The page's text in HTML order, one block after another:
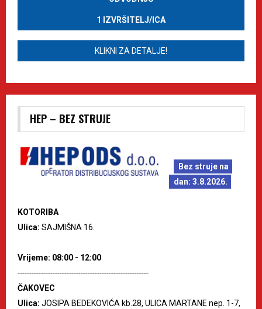
1 IZVRŠITELJ/ICA
KLIKNI ZA DETALJE!
HEP – BEZ STRUJE
Bez struje na
dan: 3.8.2026.
KOTORIBA
Ulica: SAJMIŠNA 16.
Vrijeme: 08:00 - 12:00
--------------------------------------------------------
ČAKOVEC
Ulica: JOSIPA BEDEKOVIĆA kb.28, ULICA MARTANE nep. 1-7,